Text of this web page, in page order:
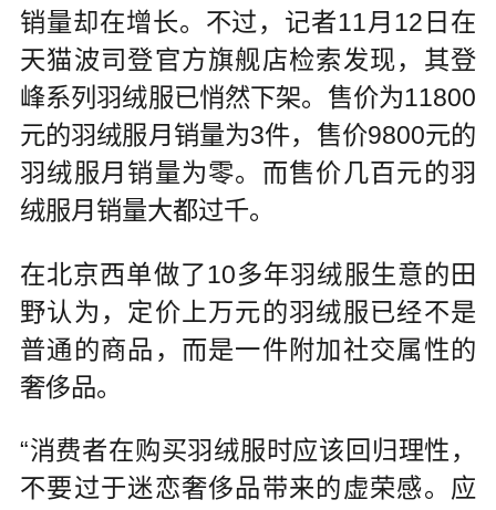
销量却在增长。不过，记者11月12日在
天猫波司登官方旗舰店检索发现，其登
峰系列羽绒服已悄然下架。售价为11800
元的羽绒服月销量为3件，售价9800元的
羽绒服月销量为零。而售价几百元的羽
绒服月销量大都过千。
在北京西单做了10多年羽绒服生意的田
野认为，定价上万元的羽绒服已经不是
普通的商品，而是一件附加社交属性的
奢侈品。
“消费者在购买羽绒服时应该回归理性，
不要过于迷恋奢侈品带来的虚荣感。应